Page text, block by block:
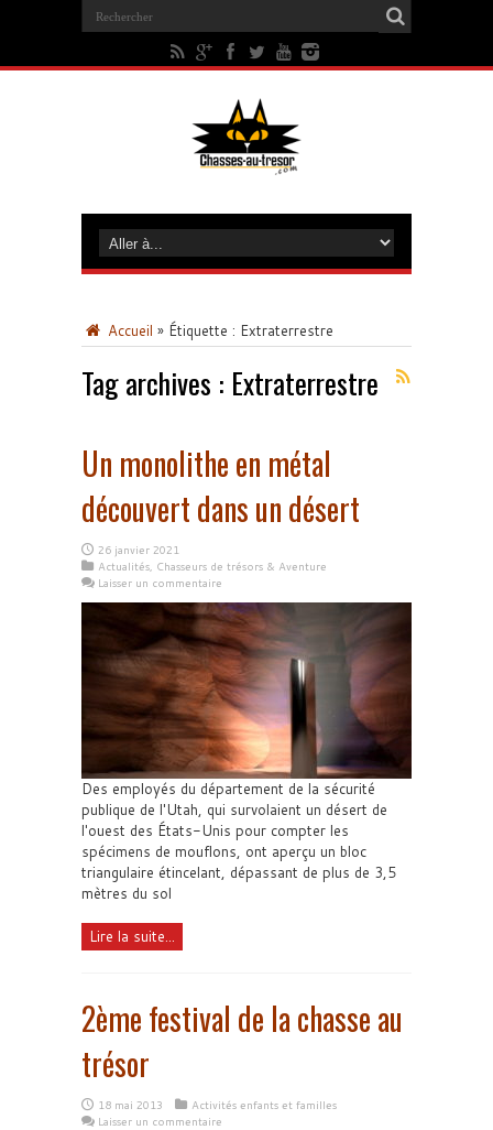
Accueil » Étiquette : Extraterrestre
Tag archives : Extraterrestre
Un monolithe en métal
découvert dans un désert
26 janvier 2021
Actualités, Chasseurs de trésors & Aventure
Laisser un commentaire
Des employés du département de la sécurité
publique de l'Utah, qui survolaient un désert de
l'ouest des États-Unis pour compter les
spécimens de mouflons, ont aperçu un bloc
triangulaire étincelant, dépassant de plus de 3,5
mètres du sol
Lire la suite...
2ème festival de la chasse au
trésor
18 mai 2013
Activités enfants et familles
Laisser un commentaire